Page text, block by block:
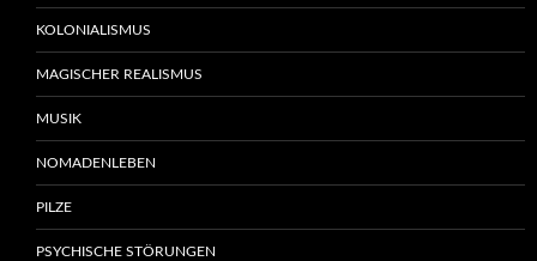
KOLONIALISMUS
MAGISCHER REALISMUS
MUSIK
NOMADENLEBEN
PILZE
PSYCHISCHE STÖRUNGEN